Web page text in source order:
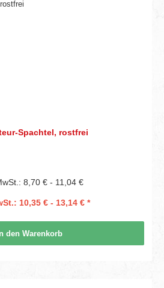
Spachtel, rostfrei
8,70 € - 11,04 €
10,35 € - 13,14 € *
den Warenkorb